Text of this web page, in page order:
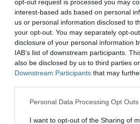
opt-out request is processed you may
interest-based ads based on personal
us or personal information disclosed to
your opt-out. You may separately opt-
disclosure of your personal information
IAB’s list of downstream participants.
also be disclosed by us to third parties
Downstream Participants that may
Personal Data Processing Opt Outs
I want to opt-out of the Sharing of